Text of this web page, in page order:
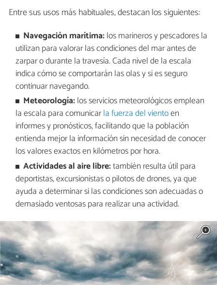
Entre sus usos más habituales, destacan los siguientes:
Navegación marítima: los marineros y pescadores la
utilizan para valorar las condiciones del mar antes de
zarpar o durante la travesía. Cada nivel de la escala
indica cómo se comportarán las olas y si es seguro
continuar navegando.
Meteorología: los servicios meteorológicos emplean
la escala para comunicarla fuerza del vientoen
informes y pronósticos, facilitando que la población
entienda mejor la información sin necesidad de conocer
los valores exactos en kilómetros por hora.
Actividades al aire libre:también resulta útil para
deportistas, excursionistas o pilotos de drones, ya que
ayuda a determinar si las condiciones son adecuadas o
demasiado ventosas para realizar una actividad.